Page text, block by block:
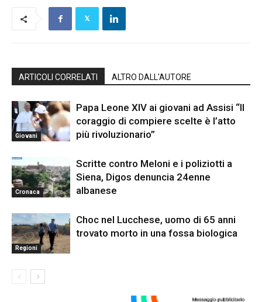
ARTICOLI CORRELATI ALTRO DALL'AUTORE
Giovani
Papa Leone XIV ai giovani ad Assisi “Il
coraggio di compiere scelte è l’atto
più rivoluzionario”
Cronaca
Scritte contro Meloni e i poliziotti a
Siena, Digos denuncia 24enne
albanese
Regioni
Choc nel Lucchese, uomo di 65 anni
trovato morto in una fossa biologica